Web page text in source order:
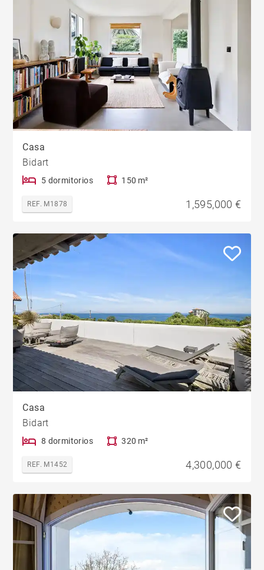
Casa
Bidart
5 dormitorios 150 m²
REF. M1878 1,595,000 €
Casa
Bidart
8 dormitorios 320 m²
REF. M1452 4,300,000 €